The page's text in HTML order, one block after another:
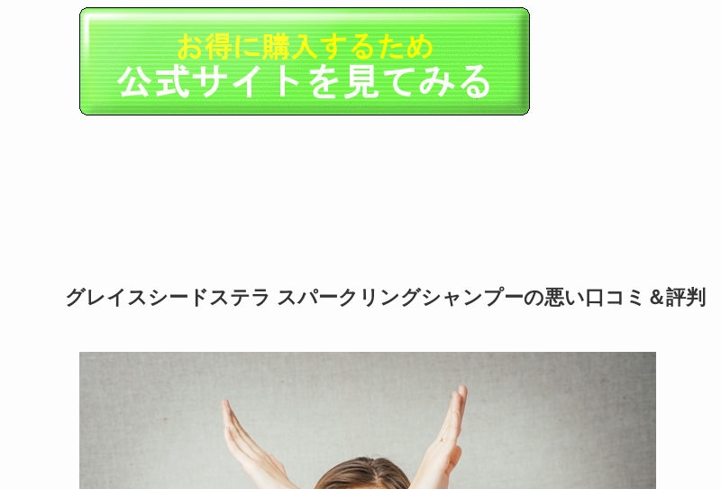
グレイスシードステラ スパークリングシャンプーの悪い口コミ＆評判